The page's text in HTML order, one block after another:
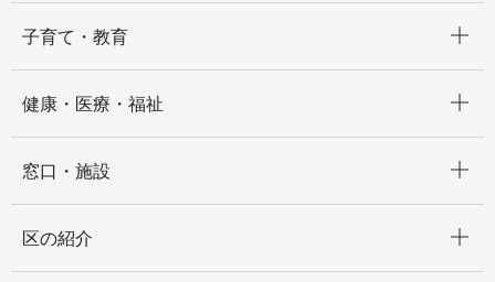
子育て・教育
健康・医療・福祉
窓口・施設
区の紹介